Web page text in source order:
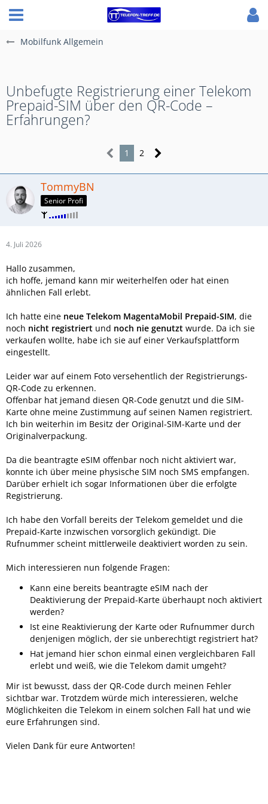
Mobilfunk Allgemein
Unbefugte Registrierung einer Telekom
Prepaid-SIM über den QR-Code –
Erfahrungen?
1 2
TommyBN
Senior Profi
4. Juli 2026
Hallo zusammen,
ich hoffe, jemand kann mir weiterhelfen oder hat einen
ähnlichen Fall erlebt.
Ich hatte eine neue Telekom MagentaMobil Prepaid-SIM, die
noch nicht registriert und noch nie genutzt wurde. Da ich sie
verkaufen wollte, habe ich sie auf einer Verkaufsplattform
eingestellt.
Leider war auf einem Foto versehentlich der Registrierungs-
QR-Code zu erkennen.
Offenbar hat jemand diesen QR-Code genutzt und die SIM-
Karte ohne meine Zustimmung auf seinen Namen registriert.
Ich bin weiterhin im Besitz der Original-SIM-Karte und der
Originalverpackung.
Da die beantragte eSIM offenbar noch nicht aktiviert war,
konnte ich über meine physische SIM noch SMS empfangen.
Darüber erhielt ich sogar Informationen über die erfolgte
Registrierung.
Ich habe den Vorfall bereits der Telekom gemeldet und die
Prepaid-Karte inzwischen vorsorglich gekündigt. Die
Rufnummer scheint mittlerweile deaktiviert worden zu sein.
Mich interessieren nun folgende Fragen:
Kann eine bereits beantragte eSIM nach der
Deaktivierung der Prepaid-Karte überhaupt noch aktiviert
werden?
Ist eine Reaktivierung der Karte oder Rufnummer durch
denjenigen möglich, der sie unberechtigt registriert hat?
Hat jemand hier schon einmal einen vergleichbaren Fall
erlebt und weiß, wie die Telekom damit umgeht?
Mir ist bewusst, dass der QR-Code durch meinen Fehler
sichtbar war. Trotzdem würde mich interessieren, welche
Möglichkeiten die Telekom in einem solchen Fall hat und wie
eure Erfahrungen sind.
Vielen Dank für eure Antworten!